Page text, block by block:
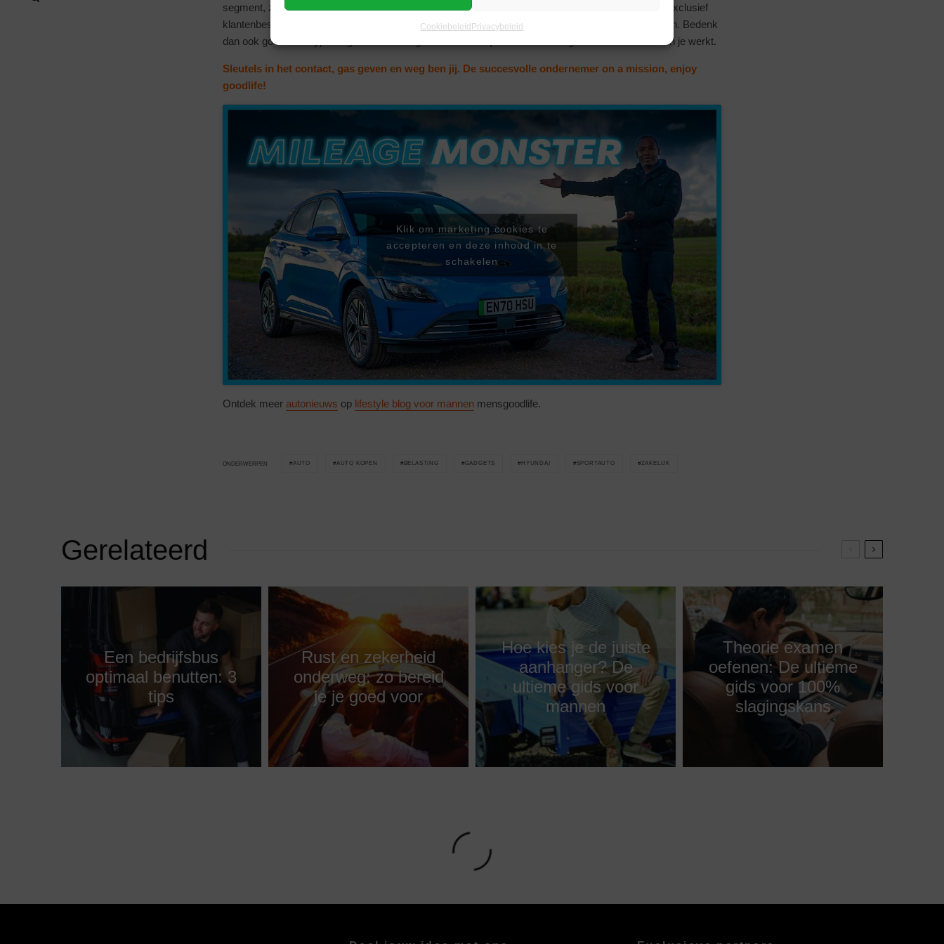
Cookiebeleid Privacybeleid
segment, zoals de automotive branche of de luxe entertainmentbranche. Als je beschikt over een exclusief
klantenbestand, is een simpele zakelijke auto wellicht een minder goede keuze dan een sportwagen. Bedenk
dan ook goed welk type wagen het meest geschikt is voor jouw onderneming en de branche waarin je werkt.
Sleutels in het contact, gas geven en weg ben jij. De succesvolle ondernemer on a mission, enjoy
goodlife!
Klik om marketing cookies te
accepteren en deze inhoud in te
schakelen
Ontdek meer autonieuws op lifestyle blog voor mannen mensgoodlife.
ONDERWERPEN AUTO AUTO KOPEN BELASTING GADGETS HYUNDAI SPORTAUTO ZAKELIJK
Gerelateerd
Een bedrijfsbus
optimaal benutten: 3
tips
Rust en zekerheid
onderweg: zo bereid
je je goed voor
Hoe kies je de juiste
aanhanger? De
ultieme gids voor
mannen
Theorie examen
oefenen: De ultieme
gids voor 100%
slagingskans